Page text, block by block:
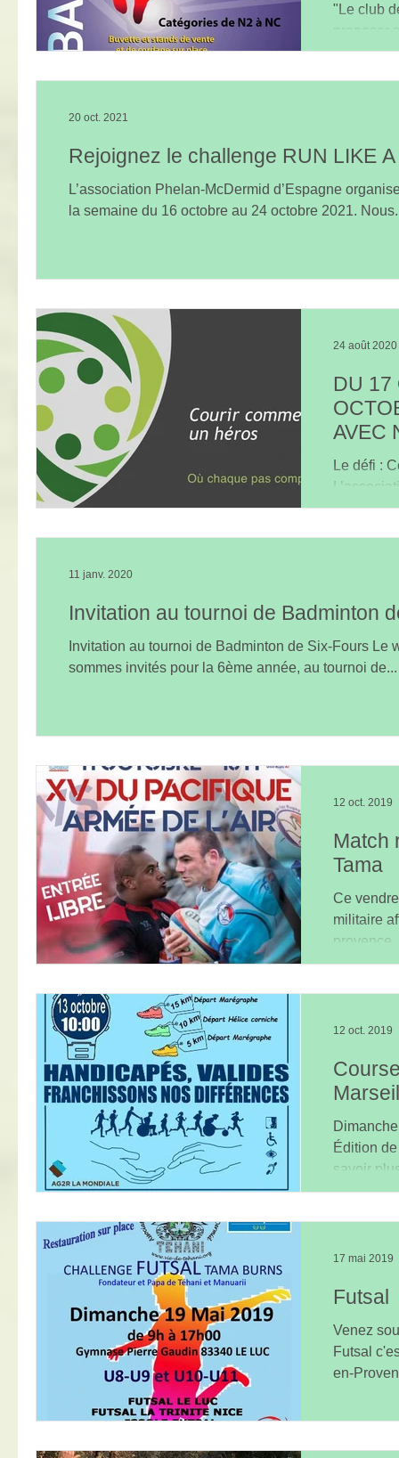
"Le club
proposer
Bastide
Rejoignez le challenge RUN LIKE
L’association Phelan-McDermid d’Espagne
la semaine du 16 octobre au 24 octobre 2021.
20 oct. 2021
DU 17
AVEC
TOUS
Le défi :
organise
24 août 2020
Invitation au tournoi de Badminton
Invitation au tournoi de Badminton de Six-Fours Le
sommes invités pour la 6ème année, au tournoi de...
11 janv. 2020
Match
Tama
Ce
militaire
12 oct. 2019
Édition
savoir
12 oct. 2019
Futsal
Venez
Futsal
en-
17 mai 2019